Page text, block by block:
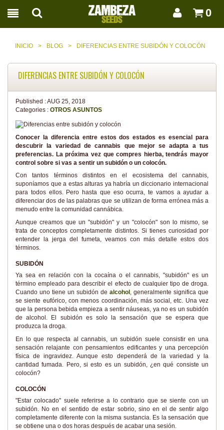
0
INICIO > BLOG > DIFERENCIAS ENTRE SUBIDÓN Y COLOCÓN
DIFERENCIAS ENTRE SUBIDÓN Y COLOCÓN
Published :AUG 25, 2018
Categories : OTROS ASUNTOS
Conocer la diferencia entre estos dos estados es esencial para
descubrir la variedad de cannabis que mejor se adapta a tus
preferencias. La próxima vez que compres hierba, tendrás mayor
control sobre si vas a sentir un subidón o un colocón.
Con tantos términos distintos en el ecosistema del cannabis,
suponíamos que a estas alturas ya habría un diccionario internacional
para todos ellos. Pero hasta que eso ocurra, te vamos a ayudar a
diferenciar dos de las palabras que se utilizan de forma errónea más a
menudo entre la comunidad cannábica.
Aunque creamos que un "subidón" y un "colocón" son lo mismo, se
trata de conceptos completamente distintos. Si tienes curiosidad por
entender la jerga del fumeta, veamos con más detalle estos dos
términos.
SUBIDÓN
Ya sea en relación con la cocaína o el cannabis, "subidón" es un
término empleado para describir el efecto de cualquier tipo de droga.
Cuando uno tiene un subidón de alcohol , generalmente significa que
se siente eufórico, con menos coordinación, más social, etc. Una vez
que la persona bebida empieza a sentir náuseas, ya no es un subidón
de alcohol. El subidón es solo la sensación que se espera que
produzca la droga.
En lo que respecta al cannabis, un subidón suele consistir en una
sensación relajante con pensamientos edificantes y una percepción
física de ingravidez. Aunque esto dependerá de la variedad y la
cantidad fumada. Pero, si esto es un subidón, ¿en qué consiste un
colocón?
COLOCÓN
"Estar colocado" suele referirse a lo contrario que se siente con un
subidón. No en el sentido de estar sobrio, sino en el de sentir algo
completamente diferente con la misma sustancia. Es la sensación que
se obtiene una o dos horas después de acabar una sesión.